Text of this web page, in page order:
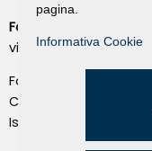
Fondazione Dino Zoli
viale Bologna 288, Forlì
Fondo dot. euro
CF e P.IVA
Isc.Reg Per.Giu. n. 10404
pagina.
Informativa Cookie